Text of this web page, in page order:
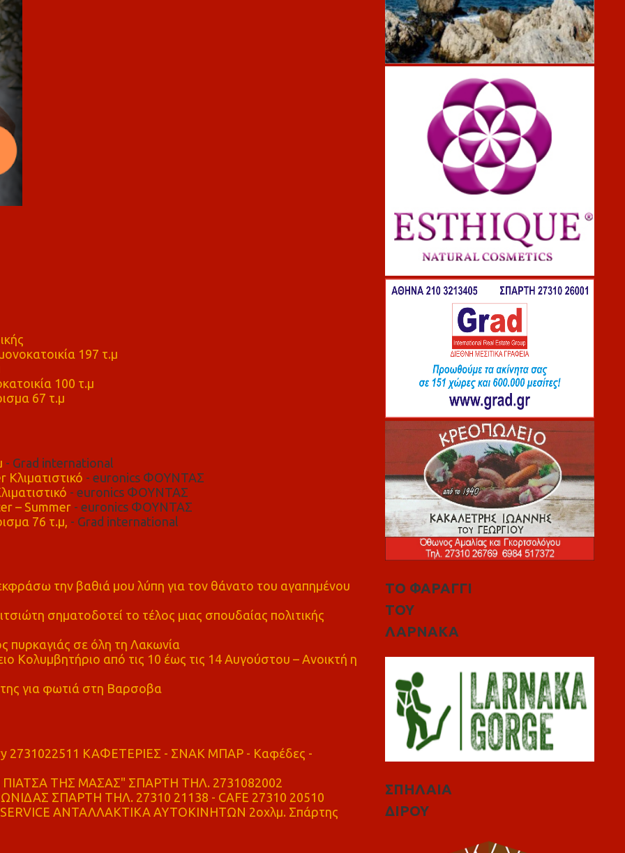
197 τ.μ
100 τ.μ
67 τ.μ
- Grad international
- euronics ΦΟΥΝΤΑΣ
- euronics ΦΟΥΝΤΑΣ
– Summer- euronics ΦΟΥΝΤΑΣ
76 τ.μ, - Grad international
την βαθιά μου λύπη για τον θάνατο του αγαπημένου
σηματοδοτεί το τέλος μιας σπουδαίας πολιτικής
πυρκαγιάς σε όλη τη Λακωνία
Κολυμβητήριο από τις 10 έως τις 14 Αυγούστου – Ανοικτή η
για φωτιά στη Βαρσοβα
2731022511 ΚΑΦΕΤΕΡΙΕΣ - ΣΝΑΚ ΜΠΑΡ - Καφέδες -
ΤΗΣ ΜΑΣΑΣ" ΣΠΑΡΤΗ ΤΗΛ. 2731082002
ΣΠΑΡΤΗ ΤΗΛ. 27310 21138 - CAFE 27310 20510
ΑΝΤΑΛΛΑΚΤΙΚΑ ΑΥΤΟΚΙΝΗΤΩΝ 2οχλμ. Σπάρτης
ΤΟ ΦΑΡΑΓΓΙ
ΤΟΥ
ΛΑΡΝΑΚΑ
ΣΠΗΛΑΙΑ
ΔΙΡΟΥ